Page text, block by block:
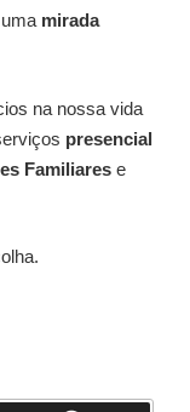
mirada
na nossa vida
presencial
Familiares e